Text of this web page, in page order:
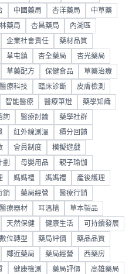
中國藥局 杏洋藥局 中草藥
藥局 杏昌藥局 內湖區
企業社會責任 藥材品質
草屯鎮 杏全藥局 杏光藥局
草藥配方 保健食品 草藥治療
醫療科技 臨床診斷 皮膚檢測
智能醫療 醫療筆燈 藥學知識
詢 醫療討論 藥學社群
紅外線測溫 積分回饋
會員制度 模擬遊戲
劃 母嬰用品 親子瑜伽
媽媽禮 媽媽禮 產後護理
銷 藥局經營 醫療行銷
醫療器材 耳溫槍 草本製品
天然保健 健康生活 可持續發展
數位轉型 藥局評價 藥品品質
鄰近藥局 藥局經營 西藥房
健康檢測 藥局評價 高雄藥局